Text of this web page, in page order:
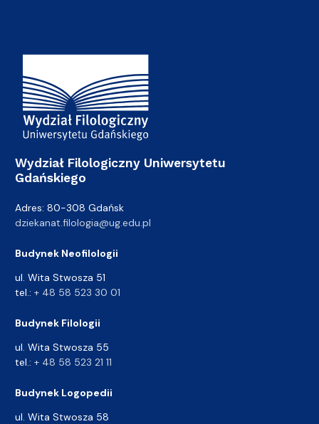
Adres Wydziału
Wydział Filologiczny Uniwersytetu
Gdańskiego
Adres: 80-308 Gdańsk
dziekanat.filologia@ug.edu.pl
Budynek Neofilologii
ul. Wita Stwosza 51
tel.: + 48 58 523 30 01
Budynek Filologii
ul. Wita Stwosza 55
tel.: + 48 58 523 21 11
Budynek Logopedii
ul. Wita Stwosza 58